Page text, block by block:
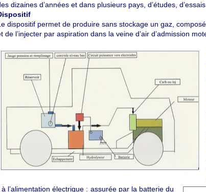
dizaines d’années et dans plusieurs pays, d’études,
dispositif permet de produire sans stockage un gaz,
de l’injecter par aspiration dans la veine d’air d’admission
à l’alimentation électrique : assurée par la batterie du